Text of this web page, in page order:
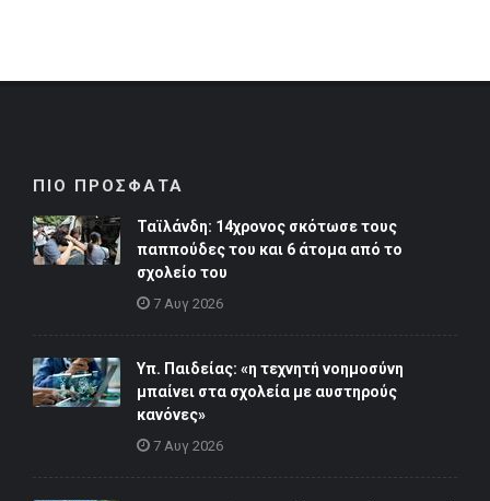
ΠΙΟ ΠΡΟΣΦΑΤΑ
Ταϊλάνδη: 14χρονος σκότωσε τους
παππούδες του και 6 άτομα από το
σχολείο του
7 Αυγ 2026
Υπ. Παιδείας: «η τεχνητή νοημοσύνη
μπαίνει στα σχολεία με αυστηρούς
κανόνες»
7 Αυγ 2026